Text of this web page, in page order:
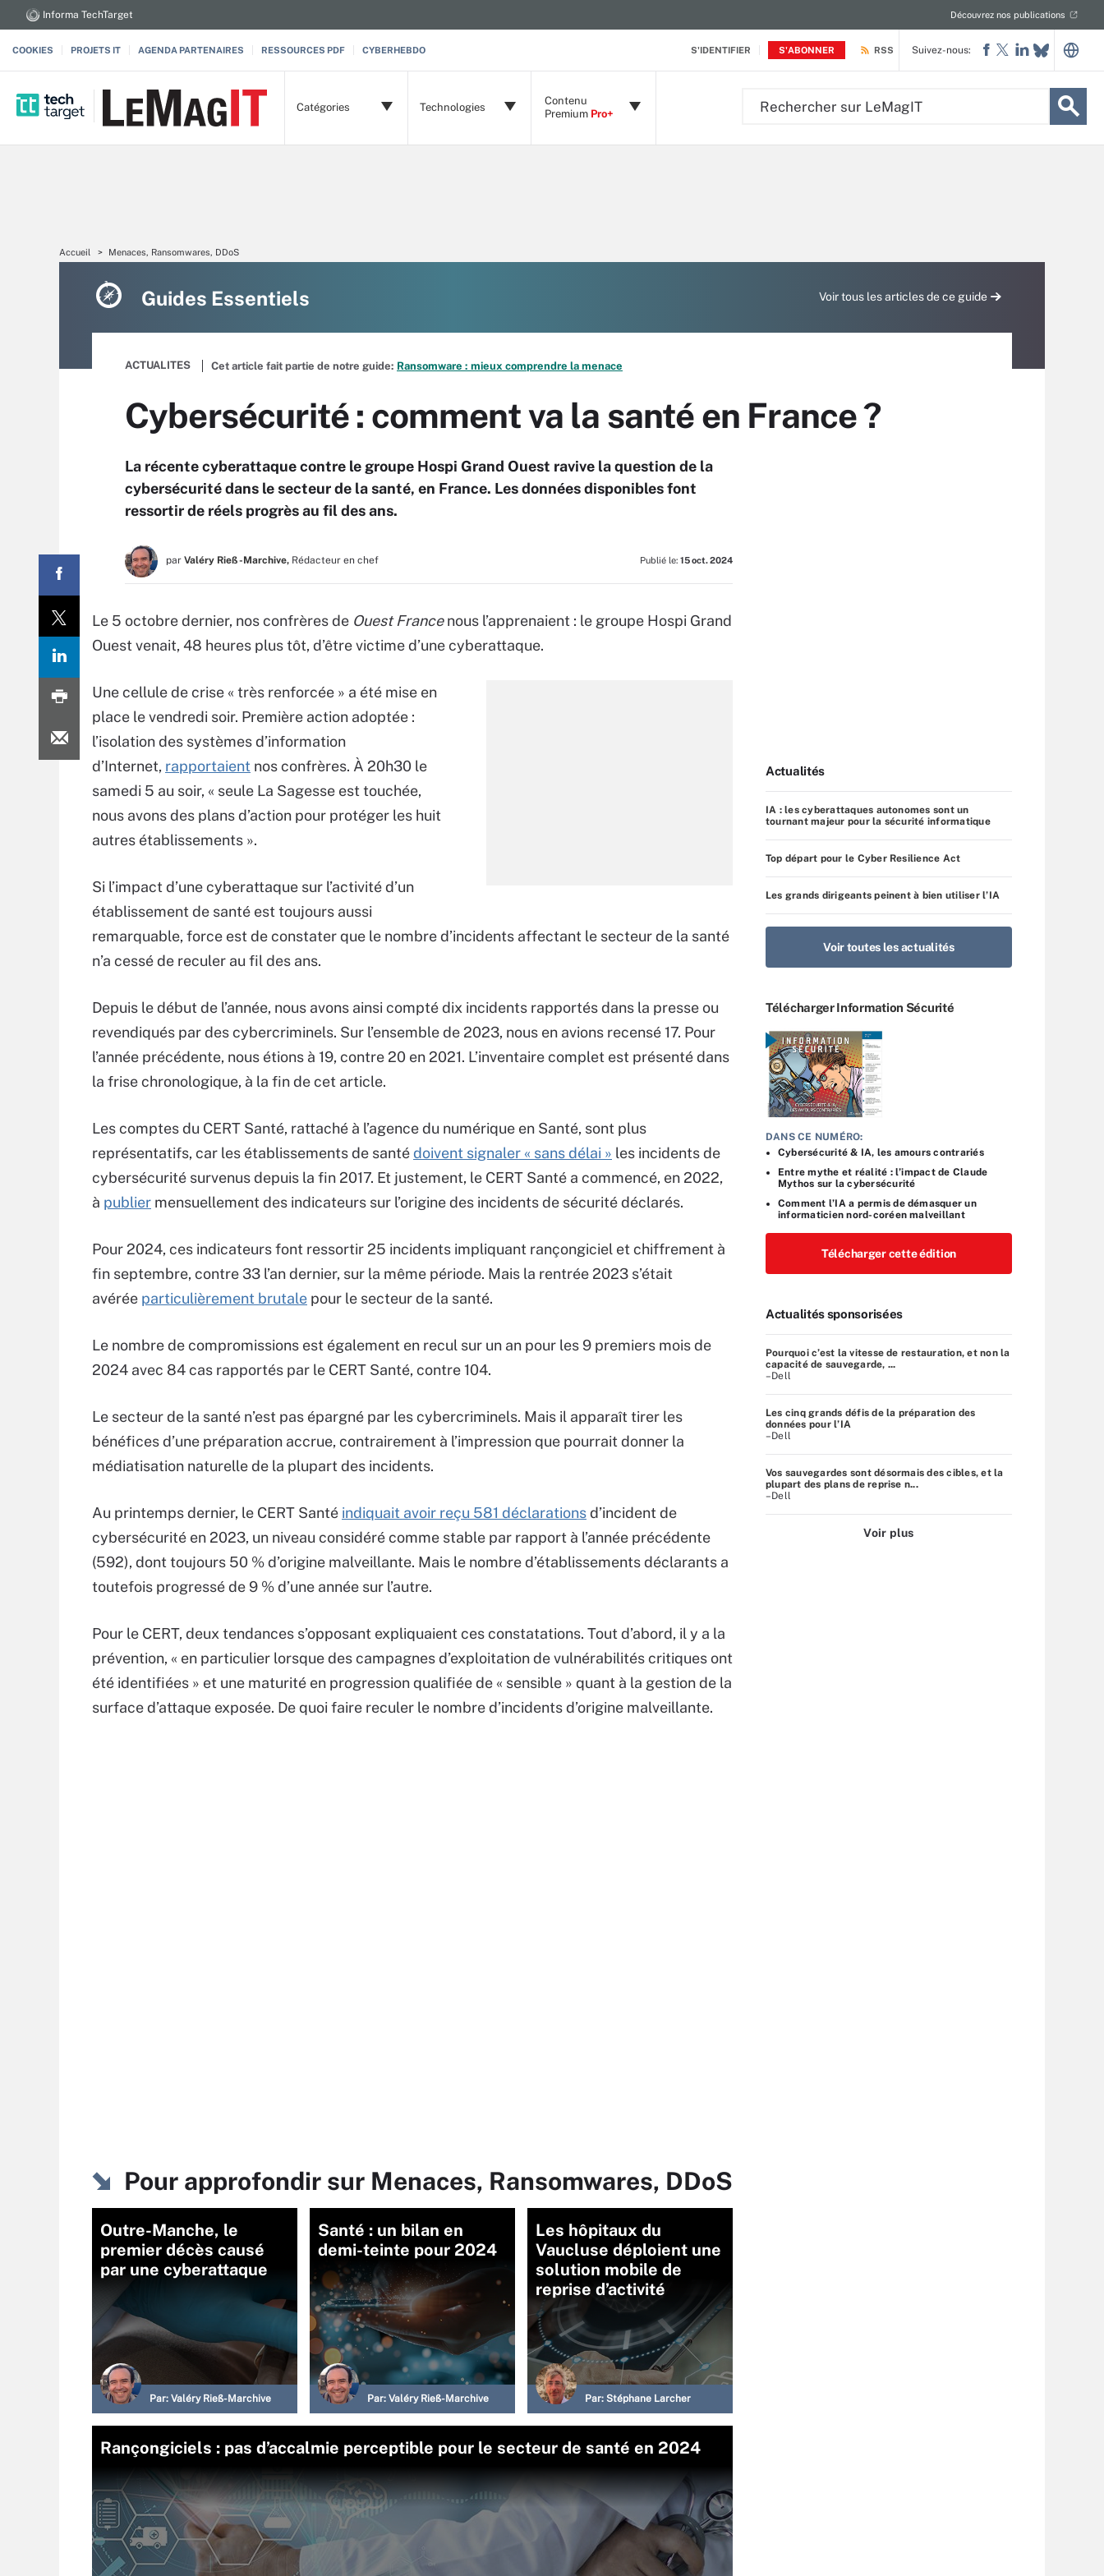
S'IDENTIFIER S'ABONNER
Informa TechTarget Découvrez nos publications
COOKIES PROJETS IT AGENDA PARTENAIRES RESSOURCES PDF CYBERHEBDO RSS
Catégories Technologies
Contenu
Premium Pro+
Suivez-nous:
Accueil Menaces, Ransomwares, DDoS
Guides Essentiels Voir tous les articles de ce guide
ACTUALITES Cet article fait partie de notre guide: Ransomware : mieux comprendre la menace
Cybersécurité : comment va la santé en France ?
La récente cyberattaque contre le groupe Hospi Grand Ouest ravive la question de la
cybersécurité dans le secteur de la santé, en France. Les données disponibles font
ressortir de réels progrès au fil des ans.
par Valéry Rieß-Marchive, Rédacteur en chef Publié le: 15 oct. 2024
Le 5 octobre dernier, nos confrères de Ouest Francenous l’apprenaient : le groupe Hospi Grand
Ouest venait, 48 heures plus tôt, d’être victime d’une cyberattaque.
Une cellule de crise « très renforcée » a été mise en
place le vendredi soir. Première action adoptée :
l’isolation des systèmes d’information
d’Internet, rapportaient nos confrères. À 20h30 le
samedi 5 au soir, « seule La Sagesse est touchée,
nous avons des plans d’action pour protéger les huit
autres établissements ».
Si l’impact d’une cyberattaque sur l’activité d’un
établissement de santé est toujours aussi
remarquable, force est de constater que le nombre d’incidents affectant le secteur de la santé
n’a cessé de reculer au fil des ans.
Depuis le début de l’année, nous avons ainsi compté dix incidents rapportés dans la presse ou
revendiqués par des cybercriminels. Sur l’ensemble de 2023, nous en avions recensé 17. Pour
l’année précédente, nous étions à 19, contre 20 en 2021. L’inventaire complet est présenté dans
la frise chronologique, à la fin de cet article.
Les comptes du CERT Santé, rattaché à l’agence du numérique en Santé, sont plus
représentatifs, car les établissements de santédoivent signaler « sans délai » les incidents de
cybersécurité survenus depuis la fin 2017. Et justement, le CERT Santé a commencé, en 2022,
à publier mensuellement des indicateurs sur l’origine des incidents de sécurité déclarés.
Pour 2024, ces indicateurs font ressortir 25 incidents impliquant rançongiciel et chiffrement à
fin septembre, contre 33 l’an dernier, sur la même période. Mais la rentrée 2023 s’était
avérée particulièrement brutale pour le secteur de la santé.
Le nombre de compromissions est également en recul sur un an pour les 9 premiers mois de
2024 avec 84 cas rapportés par le CERT Santé, contre 104.
Le secteur de la santé n’est pas épargné par les cybercriminels. Mais il apparaît tirer les
bénéfices d’une préparation accrue, contrairement à l’impression que pourrait donner la
médiatisation naturelle de la plupart des incidents.
Au printemps dernier, le CERT Santé indiquait avoir reçu 581 déclarationsd’incident de
cybersécurité en 2023, un niveau considéré comme stable par rapport à l’année précédente
(592), dont toujours 50 % d’origine malveillante. Mais le nombre d’établissements déclarants a
toutefois progressé de 9 % d’une année sur l’autre.
Pour le CERT, deux tendances s’opposant expliquaient ces constatations. Tout d’abord, il y a la
prévention, « en particulier lorsque des campagnes d’exploitation de vulnérabilités critiques ont
été identifiées » et une maturité en progression qualifiée de « sensible » quant à la gestion de la
surface d’attaque exposée. De quoi faire reculer le nombre d’incidents d’origine malveillante.
Pour approfondir sur Menaces, Ransomwares, DDoS
Outre-Manche, le
premier décès causé
par une cyberattaque
Par: Valéry Rieß-Marchive
Santé : un bilan en
demi-teinte pour 2024
Par: Valéry Rieß-Marchive
Les hôpitaux du
Vaucluse déploient une
solution mobile de
reprise d’activité
Par: Stéphane Larcher
Rançongiciels : pas d’accalmie perceptible pour le secteur de santé en 2024
Actualités
IA : les cyberattaques autonomes sont un
tournant majeur pour la sécurité informatique
Top départ pour le Cyber Resilience Act
Les grands dirigeants peinent à bien utiliser l’IA
Voir toutes les actualités
Télécharger Information Sécurité
DANS CE NUMÉRO:
Cybersécurité & IA, les amours contrariés
Entre mythe et réalité : l’impact de Claude
Mythos sur la cybersécurité
Comment l’IA a permis de démasquer un
informaticien nord-coréen malveillant
Télécharger cette édition
Actualités sponsorisées
Pourquoi c’est la vitesse de restauration, et non la
capacité de sauvegarde, ...
–Dell
Les cinq grands défis de la préparation des
données pour l’IA
–Dell
Vos sauvegardes sont désormais des cibles, et la
plupart des plans de reprise n...
–Dell
Voir plus